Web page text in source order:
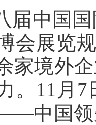
届中国
会展览
家境外
。11月
中国领